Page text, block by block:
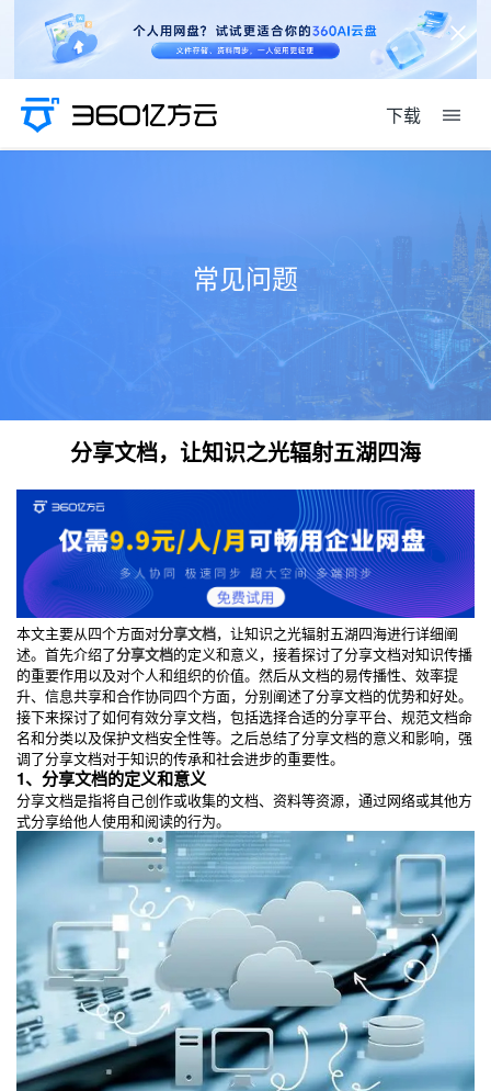
下载
常见问题
分享文档，让知识之光辐射五湖四海
本文主要从四个方面对分享文档，让知识之光辐射五湖四海进行详细阐
述。首先介绍了分享文档的定义和意义，接着探讨了分享文档对知识传播
的重要作用以及对个人和组织的价值。然后从文档的易传播性、效率提
升、信息共享和合作协同四个方面，分别阐述了分享文档的优势和好处。
接下来探讨了如何有效分享文档，包括选择合适的分享平台、规范文档命
名和分类以及保护文档安全性等。之后总结了分享文档的意义和影响，强
调了分享文档对于知识的传承和社会进步的重要性。
1、分享文档的定义和意义
分享文档是指将自己创作或收集的文档、资料等资源，通过网络或其他方
式分享给他人使用和阅读的行为。